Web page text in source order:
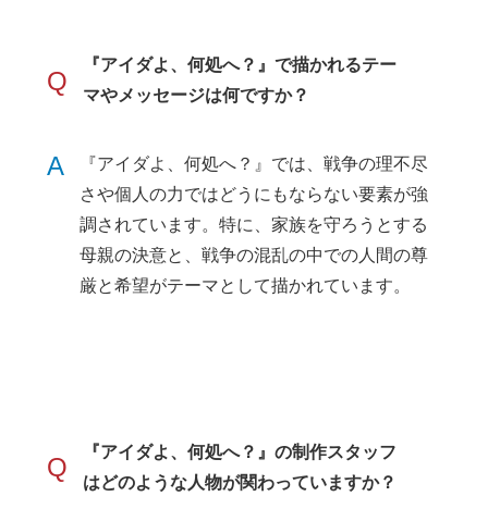
Q
『アイダよ、何処へ？』で描かれるテー
マやメッセージは何ですか？
A
『アイダよ、何処へ？』では、戦争の理不尽
さや個人の力ではどうにもならない要素が強
調されています。特に、家族を守ろうとする
母親の決意と、戦争の混乱の中での人間の尊
厳と希望がテーマとして描かれています。
Q
『アイダよ、何処へ？』の制作スタッフ
はどのような人物が関わっていますか？